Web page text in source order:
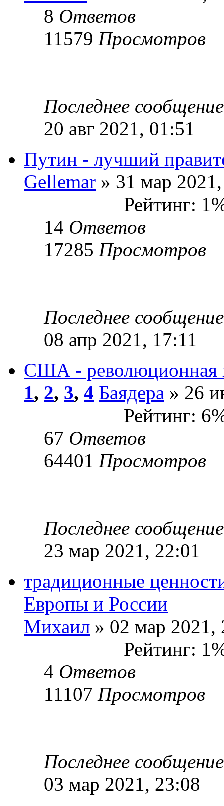
8 Ответов
11579 Просмотров
Последнее
20 авг 2021, 01:51
Путин - лучший
Gellemar » 31 мар
Рейтинг:
14 Ответов
17285 Просмотров
Последнее
08 апр 2021, 17:11
США - революционная
1, 2, 3, 4 Баядера » 26
Рейтинг:
67 Ответов
64401 Просмотров
Последнее
23 мар 2021, 22:01
традиционные
Европы и России
Михаил » 02 мар 2021,
Рейтинг:
4 Ответов
11107 Просмотров
Последнее
03 мар 2021, 23:08